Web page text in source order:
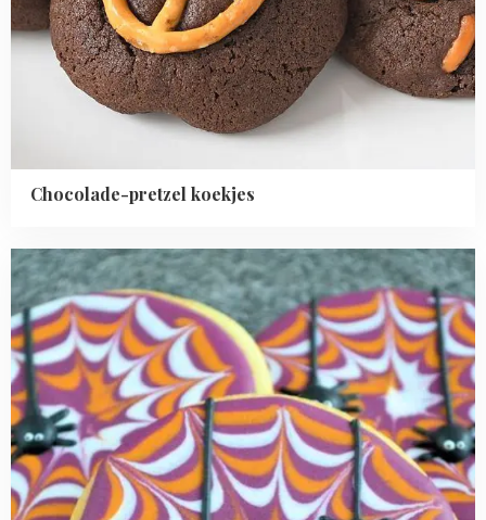
Chocolade-pretzel koekjes
Read
more
about
Spinnenweb
koekjes